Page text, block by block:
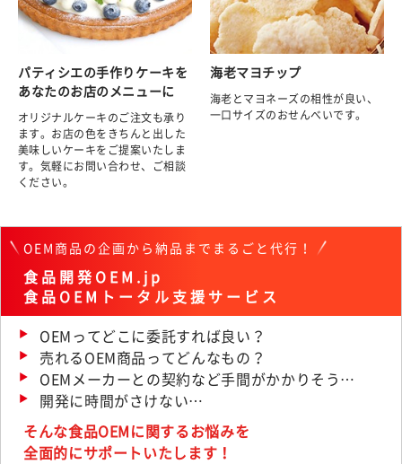
パティシエの手作りケーキを
あなたのお店のメニューに
オリジナルケーキのご注文も承り
ます。お店の色をきちんと出した
美味しいケーキをご提案いたしま
す。気軽にお問い合わせ、ご相談
ください。
海老マヨチップ
海老とマヨネーズの相性が良い、
一口サイズのおせんべいです。
OEM商品の企画から納品までまるごと代行！
食品開発OEM.jp
食品OEMトータル支援サービス
OEMってどこに委託すれば良い？
売れるOEM商品ってどんなもの？
OEMメーカーとの契約など手間がかかりそう…
開発に時間がさけない…
そんな食品OEMに関するお悩みを
全面的にサポートいたします！